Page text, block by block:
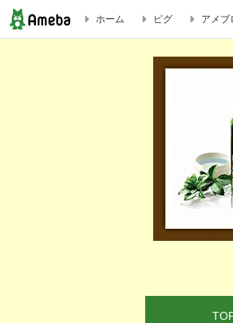
新店舗移転リニューアルオープンのお知ら
ホーム ピグ アメブ